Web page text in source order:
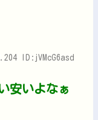
ID:jVMcG6asd
安いよなぁ